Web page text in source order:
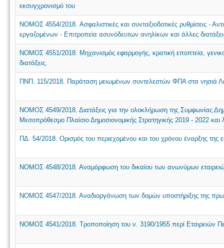
εκσυγχρονισμό του
NOMOΣ 4554/2018. Aσφαλιστικές και συνταξιοδοτικές ρυθμίσεις -
εργαζομένων - Επιτροπεία ασυνόδευτων ανηλίκων και άλλες
NOMOΣ 4551/2018. Μηχανισμός εφαρμογής, κρατική εποπτεία,
διατάξεις.
ΠΝΠ. 115/2018. Παράταση μειωμένων συντελεστών ΦΠΑ στα νησιά
NOMOΣ 4549/2018. Διατάξεις για την ολοκλήρωση της Συμφωνίας
Μεσοπρόθεσμο Πλαίσιο Δημοσιονομικής Στρατηγικής 2019 - 2022 και
ΠΔ. 54/2018. Ορισμός του περιεχομένου και του χρόνου έναρξης της
NOMOΣ 4548/2018. Αναμόρφωση του δικαίου των ανωνύμων
NOMOΣ 4547/2018. Αναδιοργάνωση των δομών υποστήριξης της
NOMOΣ 4541/2018. Τροποποίηση του ν. 3190/1955 περί Εταιρειών